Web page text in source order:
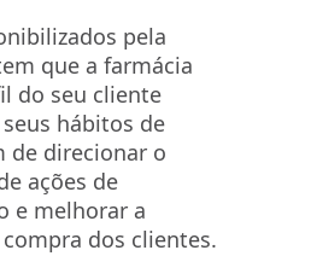
pela
que a farmácia
do seu cliente
hábitos de
de direcionar o
ações de
e melhorar a
dos clientes.